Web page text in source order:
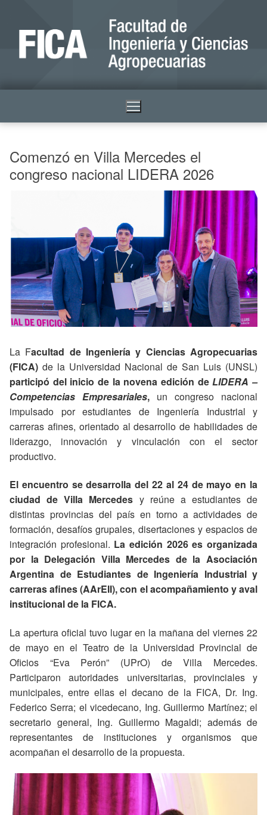
Comenzó en Villa Mercedes el
congreso nacional LIDERA 2026
La Facultad de Ingeniería y Ciencias Agropecuarias
(FICA) de la Universidad Nacional de San Luis (UNSL)
participó del inicio de la novena edición de LIDERA –
Competencias Empresariales, un congreso nacional
impulsado por estudiantes de Ingeniería Industrial y
carreras afines, orientado al desarrollo de habilidades de
liderazgo, innovación y vinculación con el sector
productivo.
El encuentro se desarrolla del 22 al 24 de mayo en la
ciudad de Villa Mercedes y reúne a estudiantes de
distintas provincias del país en torno a actividades de
formación, desafíos grupales, disertaciones y espacios de
integración profesional. La edición 2026 es organizada
por la Delegación Villa Mercedes de la Asociación
Argentina de Estudiantes de Ingeniería Industrial y
carreras afines (AArEII), con el acompañamiento y aval
institucional de la FICA.
La apertura oficial tuvo lugar en la mañana del viernes 22
de mayo en el Teatro de la Universidad Provincial de
Oficios “Eva Perón” (UPrO) de Villa Mercedes.
Participaron autoridades universitarias, provinciales y
municipales, entre ellas el decano de la FICA, Dr. Ing.
Federico Serra; el vicedecano, Ing. Guillermo Martínez; el
secretario general, Ing. Guillermo Magaldi; además de
representantes de instituciones y organismos que
acompañan el desarrollo de la propuesta.